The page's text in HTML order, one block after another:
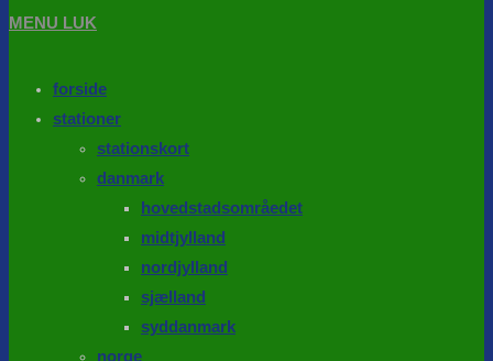
MENU LUK
forside
stationer
stationskort
danmark
hovedstadsområedet
midtjylland
nordjylland
sjælland
syddanmark
norge